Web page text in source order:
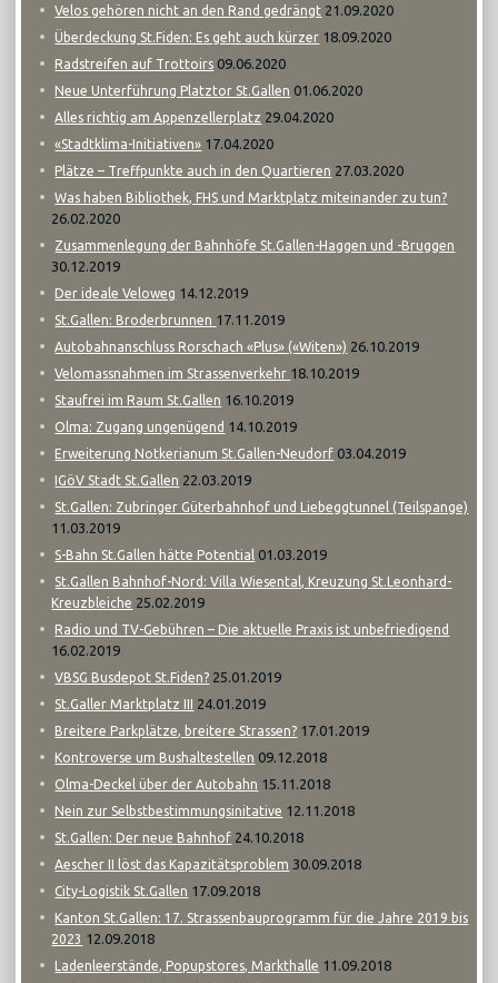
Velos gehören nicht an den Rand gedrängt 21.09.2020
Überdeckung St.Fiden: Es geht auch kürzer 18.09.2020
Radstreifen auf Trottoirs 09.06.2020
Neue Unterführung Platztor St.Gallen 01.06.2020
Alles richtig am Appenzellerplatz 29.04.2020
«Stadtklima-Initiativen» 17.04.2020
Plätze – Treffpunkte auch in den Quartieren 27.03.2020
Was haben Bibliothek, FHS und Marktplatz miteinander zu tun?
26.02.2020
Zusammenlegung der Bahnhöfe St.Gallen-Haggen und -Bruggen
30.12.2019
Der ideale Veloweg 14.12.2019
St.Gallen: Broderbrunnen 17.11.2019
Autobahnanschluss Rorschach «Plus» («Witen») 26.10.2019
Velomassnahmen im Strassenverkehr 18.10.2019
Staufrei im Raum St.Gallen 16.10.2019
Olma: Zugang ungenügend 14.10.2019
Erweiterung Notkerianum St.Gallen-Neudorf 03.04.2019
IGöV Stadt St.Gallen 22.03.2019
St.Gallen: Zubringer Güterbahnhof und Liebeggtunnel (Teilspange)
11.03.2019
S-Bahn St.Gallen hätte Potential 01.03.2019
St.Gallen Bahnhof-Nord: Villa Wiesental, Kreuzung St.Leonhard-
Kreuzbleiche 25.02.2019
Radio und TV-Gebühren – Die aktuelle Praxis ist unbefriedigend
16.02.2019
VBSG Busdepot St.Fiden? 25.01.2019
St.Galler Marktplatz III 24.01.2019
Breitere Parkplätze, breitere Strassen? 17.01.2019
Kontroverse um Bushaltestellen 09.12.2018
Olma-Deckel über der Autobahn 15.11.2018
Nein zur Selbstbestimmungsinitative 12.11.2018
St.Gallen: Der neue Bahnhof 24.10.2018
Aescher II löst das Kapazitätsproblem 30.09.2018
City-Logistik St.Gallen 17.09.2018
Kanton St.Gallen: 17. Strassenbauprogramm für die Jahre 2019 bis
2023 12.09.2018
Ladenleerstände, Popupstores, Markthalle 11.09.2018